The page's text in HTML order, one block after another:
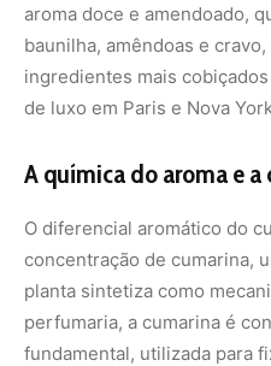
aroma doce e amendoado,
baunilha, amêndoas e
ingredientes mais
de luxo em Paris e Nova
A química do aroma e a
O diferencial aromático do
concentração de cumarina,
planta sintetiza como
perfumaria, a cumarina é
fundamental, utilizada para